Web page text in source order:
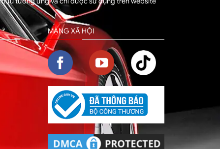
MẠNG XÃ HỘI